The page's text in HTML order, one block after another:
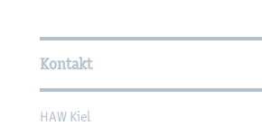
Kontakt
HAW Kiel